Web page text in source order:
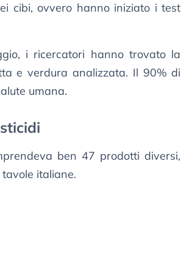
cibi, ovvero hanno iniziato i test
i ricercatori hanno trovato la
e verdura analizzata. Il 90% di
umana.
ben 47 prodotti diversi,
italiane.